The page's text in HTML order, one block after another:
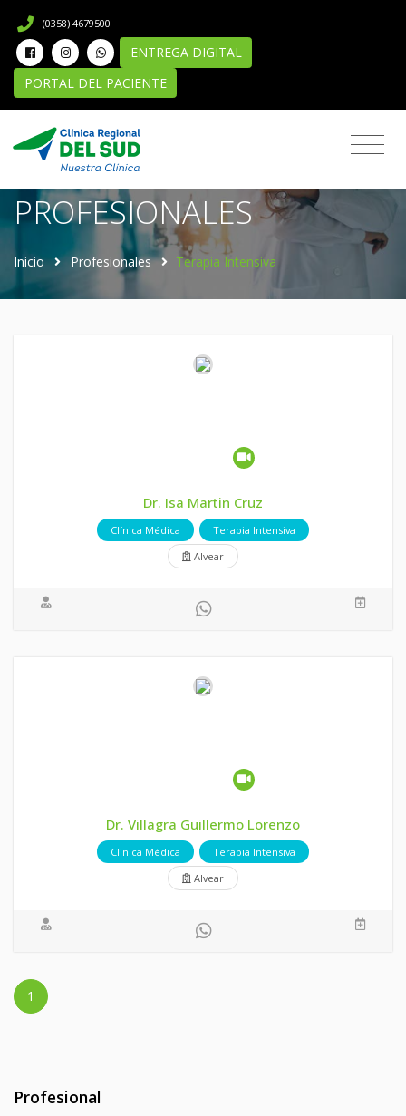
(0358) 4679500
ENTREGA DIGITAL
PORTAL DEL PACIENTE
Directorio de
PROFESIONALES
Inicio Profesionales Terapia Intensiva
Dr. Isa Martin Cruz
Clínica Médica
Terapia Intensiva
Alvear
Dr. Villagra Guillermo Lorenzo
Clínica Médica
Terapia Intensiva
Alvear
1
Profesional